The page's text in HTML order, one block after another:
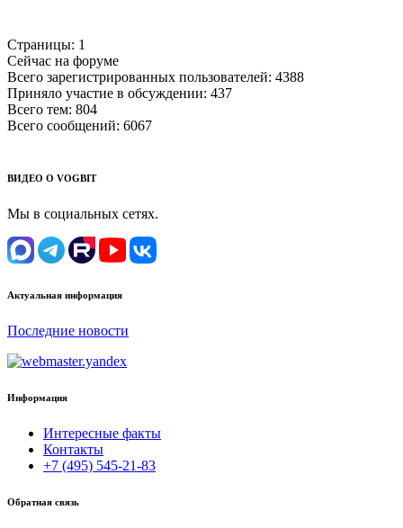
Страницы: 1
Сейчас на форуме
Всего зарегистрированных пользователей: 4388
Приняло участие в обсуждении: 437
Всего тем: 804
Всего сообщений: 6067
ВИДЕО О VOGBIT
Мы в социальных сетях.
Актуальная информация
Последние новости
Информация
Интересные факты
Контакты
+7 (495) 545-21-83
Обратная связь